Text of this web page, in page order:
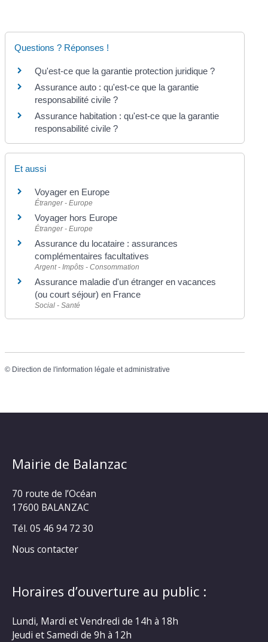
Questions ? Réponses !
Qu'est-ce que la garantie protection juridique ?
Assurance auto : qu'est-ce que la garantie
responsabilité civile ?
Assurance habitation : qu'est-ce que la garantie
responsabilité civile ?
Et aussi
Voyager en Europe
Étranger - Europe
Voyager hors Europe
Étranger - Europe
Assurance du locataire : assurances
complémentaires facultatives
Argent - Impôts - Consommation
Assurance maladie d'un étranger en vacances
(ou court séjour) en France
Social - Santé
© Direction de l'information légale et administrative
Mairie de Balanzac
70 route de l’Océan
17600 BALANZAC
Tél. 05 46 94 72 30
Nous contacter
Horaires d’ouverture au public :
Lundi, Mardi et Vendredi de 14h à 18h
Jeudi et Samedi de 9h à 12h